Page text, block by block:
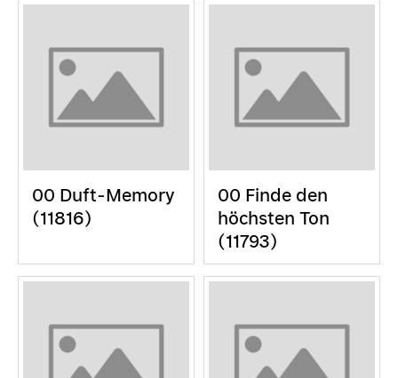
00 Duft-Memory
(11816)
00 Finde den
höchsten Ton
(11793)